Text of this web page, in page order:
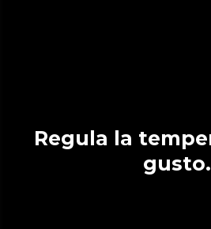
Regula la temperatura a tu
gusto.